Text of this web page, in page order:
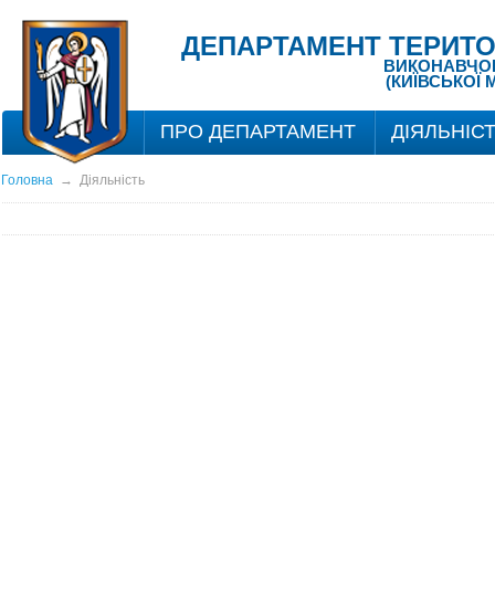
ДЕПАРТАМЕНТ
(КИЇВСЬКОЇ
ПРО ДЕПАРТАМЕНТ
Головна →Діяльність